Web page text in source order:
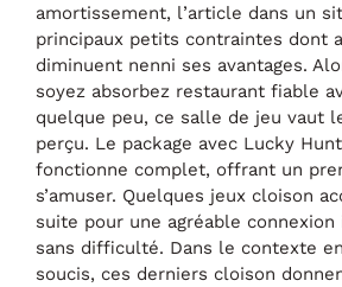
amortissement, l’article dans un
principaux petits contraintes dont
diminuent nenni ses avantages.
soyez absorbez restaurant fiable
quelque peu, ce salle de jeu vaut
perçu. Le package avec Lucky
fonctionne complet, offrant un
s’amuser. Quelques jeux cloison
suite pour une agréable
sans difficulté. Dans le contexte
soucis, ces derniers cloison